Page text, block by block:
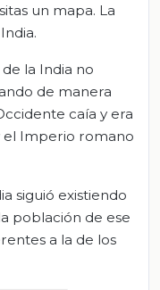
un mapa. La
la India no
de manera
caía y era
el Imperio romano
siguió existiendo
población de ese
a la de los